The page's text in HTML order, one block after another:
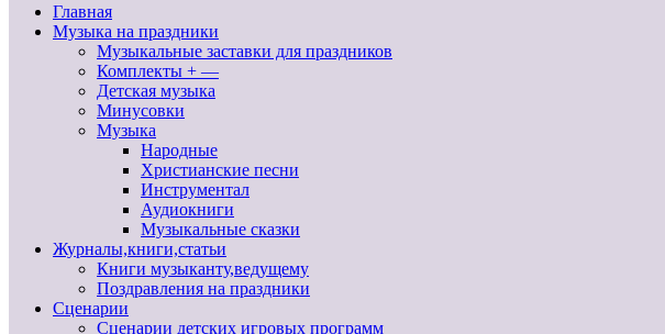
Главная
Музыка на праздники
Музыкальные заставки для праздников
Комплекты + —
Детская музыка
Минусовки
Музыка
Народные
Христианские песни
Инструментал
Аудиокниги
Музыкальные сказки
Журналы,книги,статьи
Книги музыканту,ведущему
Поздравления на праздники
Сценарии
Сценарии детских игровых программ